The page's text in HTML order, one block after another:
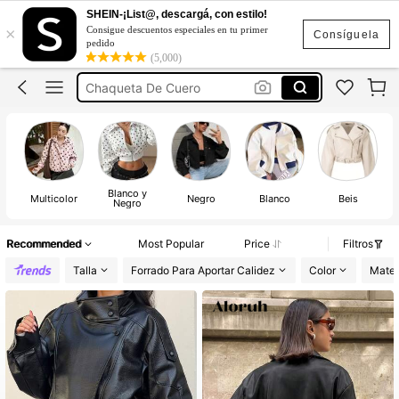
Consíguela
×
SHEIN-¡List@, descargá, con estilo!
Consigue descuentos especiales en tu primer
pedido
(5,000)
Chamarras Para Dama
Chaquetas
Chaqueta De Cuero
Chaqueta Para Mujer
Chamarras Para Dama
Chaquetas
Multicolor Blanco y
Negro Negro Blanco Beis
Recommended Most Popular Price
Filtros
Talla
Forrado Para Aportar Calidez Color